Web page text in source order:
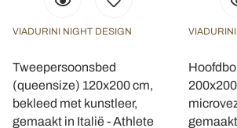
VIADURINI NIGHT DESIGN
Tweepersoonsbed
(queensize) 120x200 cm,
bekleed met kunstleer,
gemaakt in Italië - Athlete